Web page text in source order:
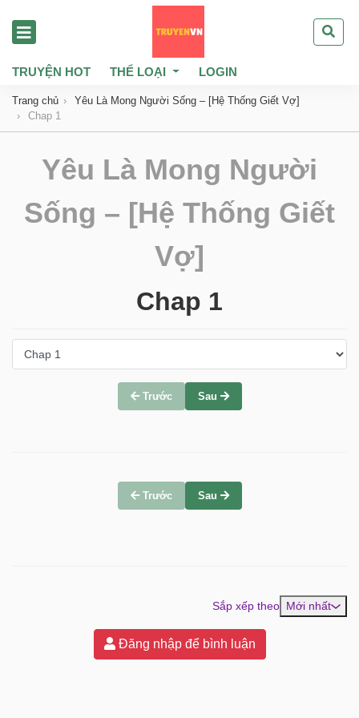
TRUYỆN HOT THỂ LOẠI LOGIN
Trang chủ
Yêu Là Mong Người Sống – [Hệ Thống Giết Vợ]
Chap 1
Yêu Là Mong Người
Sống – [Hệ Thống Giết
Vợ]
Chap 1
Trước Sau
Trước Sau
Sắp xếp theo Mới nhất
Đăng nhập để bình luận